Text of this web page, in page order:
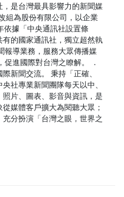
是台灣最具影響力的新聞媒
組為股份有限公司，以企業
依據「中央通訊社設置條
的國家通訊社，獨立超然執
報導業務，服務大眾傳播媒
進國際對台灣之瞭解。 ．
新聞交流。 秉持「正確、
社專業新聞團隊每天以中、
片、圖表、影音與資訊，是
媒體客戶擴大為閱聽大眾；
分扮演「台灣之眼，世界之